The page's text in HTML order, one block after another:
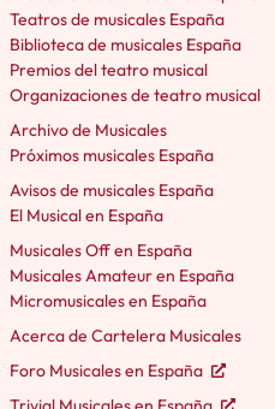
Teatros de musicales España
Biblioteca de musicales España
Premios del teatro musical
Organizaciones de teatro musical
Archivo de Musicales
Próximos musicales España
Avisos de musicales España
El Musical en España
Musicales Off en España
Musicales Amateur en España
Micromusicales en España
Acerca de Cartelera Musicales
Foro Musicales en España